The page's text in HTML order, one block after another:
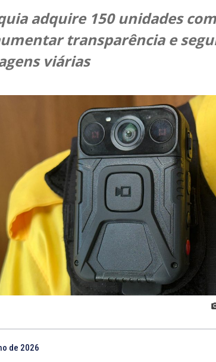
adquire 150 unidades
transparência e
viárias
de 2026